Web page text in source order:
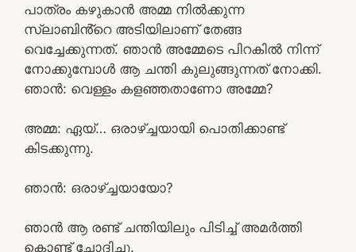
പാത്രം കഴുകാൻ അമ്മ നിൽക്കുന്ന
സ്ലാബിൻ്റെ അടിയിലാണ് തേങ്ങ
വെച്ചേക്കുന്നത്. ഞാൻ അമ്മേടെ പിറകിൽ നിന്ന്
നോക്കുമ്പോൾ ആ ചന്തി കുലുങ്ങുന്നത് നോക്കി.
ഞാൻ: വെള്ളം കളഞ്ഞതാണോ അമ്മേ?
അമ്മ: ഏയ്‌… ഒരാഴ്ച്ചയായി പൊതിക്കാണ്ട്
കിടക്കുന്നു.
ഞാൻ: ഒരാഴ്ച്ചയായോ?
ഞാൻ ആ രണ്ട് ചന്തിയിലും പിടിച്ച് അമർത്തി
കൊണ്ട് ചോദിച്ചു.